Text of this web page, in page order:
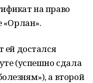
на право
«Орлан».
ей достался
(успешно сдала
а второй